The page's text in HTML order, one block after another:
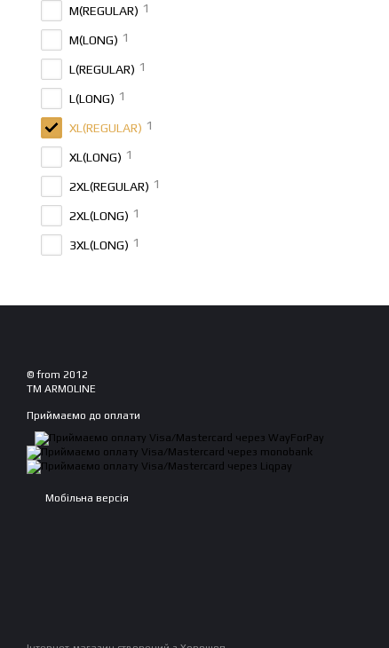
M(REGULAR) 1
M(LONG) 1
L(REGULAR) 1
L(LONG) 1
XL(REGULAR) 1
XL(LONG) 1
2XL(REGULAR) 1
2XL(LONG) 1
3XL(LONG) 1
© from 2012
TM ARMOLINE
Приймаємо до оплати
Мобільна версія